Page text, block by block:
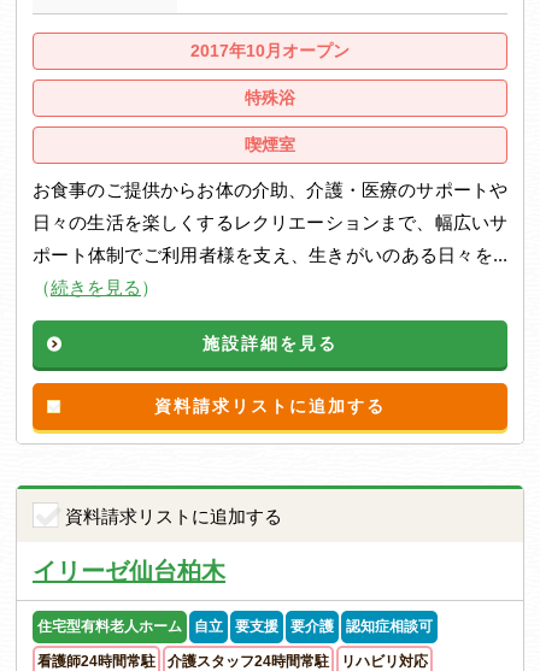
2017年10月オープン
特殊浴
喫煙室
お食事のご提供からお体の介助、介護・医療のサポートや
日々の生活を楽しくするレクリエーションまで、幅広いサ
ポート体制でご利用者様を支え、生きがいのある日々を...
（続きを見る ）
施設詳細を見る
資料請求リストに追加する
資料請求リストに追加する
イリーゼ仙台柏木
住宅型有料老人ホーム 自立 要支援 要介護 認知症相談可
看護師24時間常駐 介護スタッフ24時間常駐 リハビリ対応